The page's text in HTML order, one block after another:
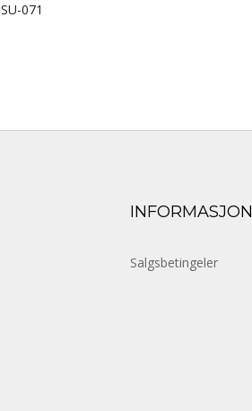
SU-071
INFORMASJON
Salgsbetingeler